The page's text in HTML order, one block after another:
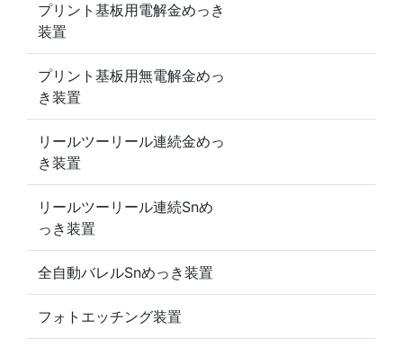
プリント基板用電解金めっき
装置
プリント基板用無電解金めっ
き装置
リールツーリール連続金めっ
き装置
リールツーリール連続Snめ
っき装置
全自動バレルSnめっき装置
フォトエッチング装置